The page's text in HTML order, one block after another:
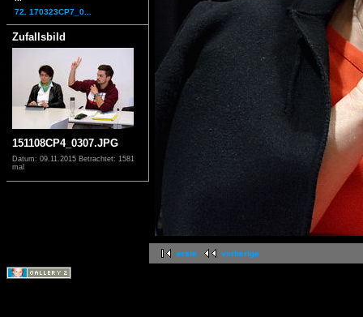
72. 170323CP7_0...
Zufallsbild
151108CP4_0307.JPG
Datum: 09.11.2015 Betrachtet: 1581
mal
erste vorherige